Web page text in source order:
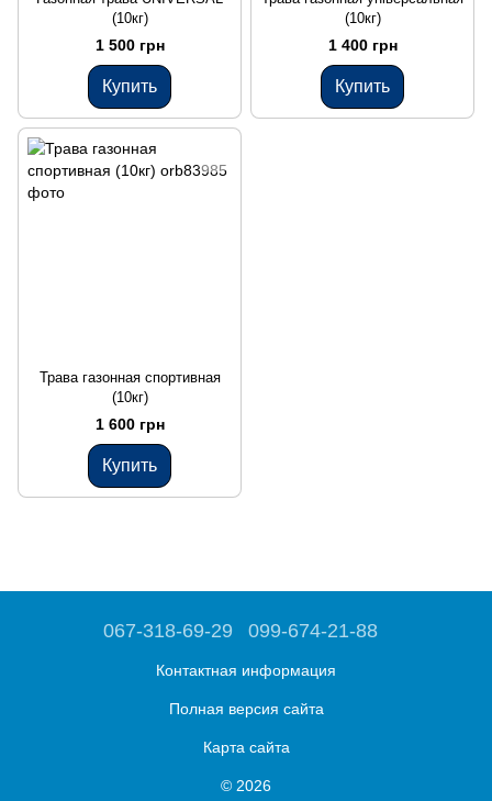
(10кг)
1 500 грн
Купить
(10кг)
1 400 грн
Купить
Трава газонная спортивная
(10кг)
1 600 грн
Купить
067-318-69-29 099-674-21-88
Контактная информация
Полная версия сайта
Карта сайта
© 2026